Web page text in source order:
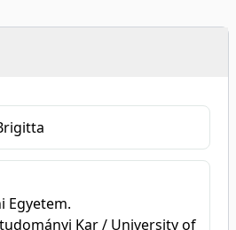
Egyetem.
Kar / University of